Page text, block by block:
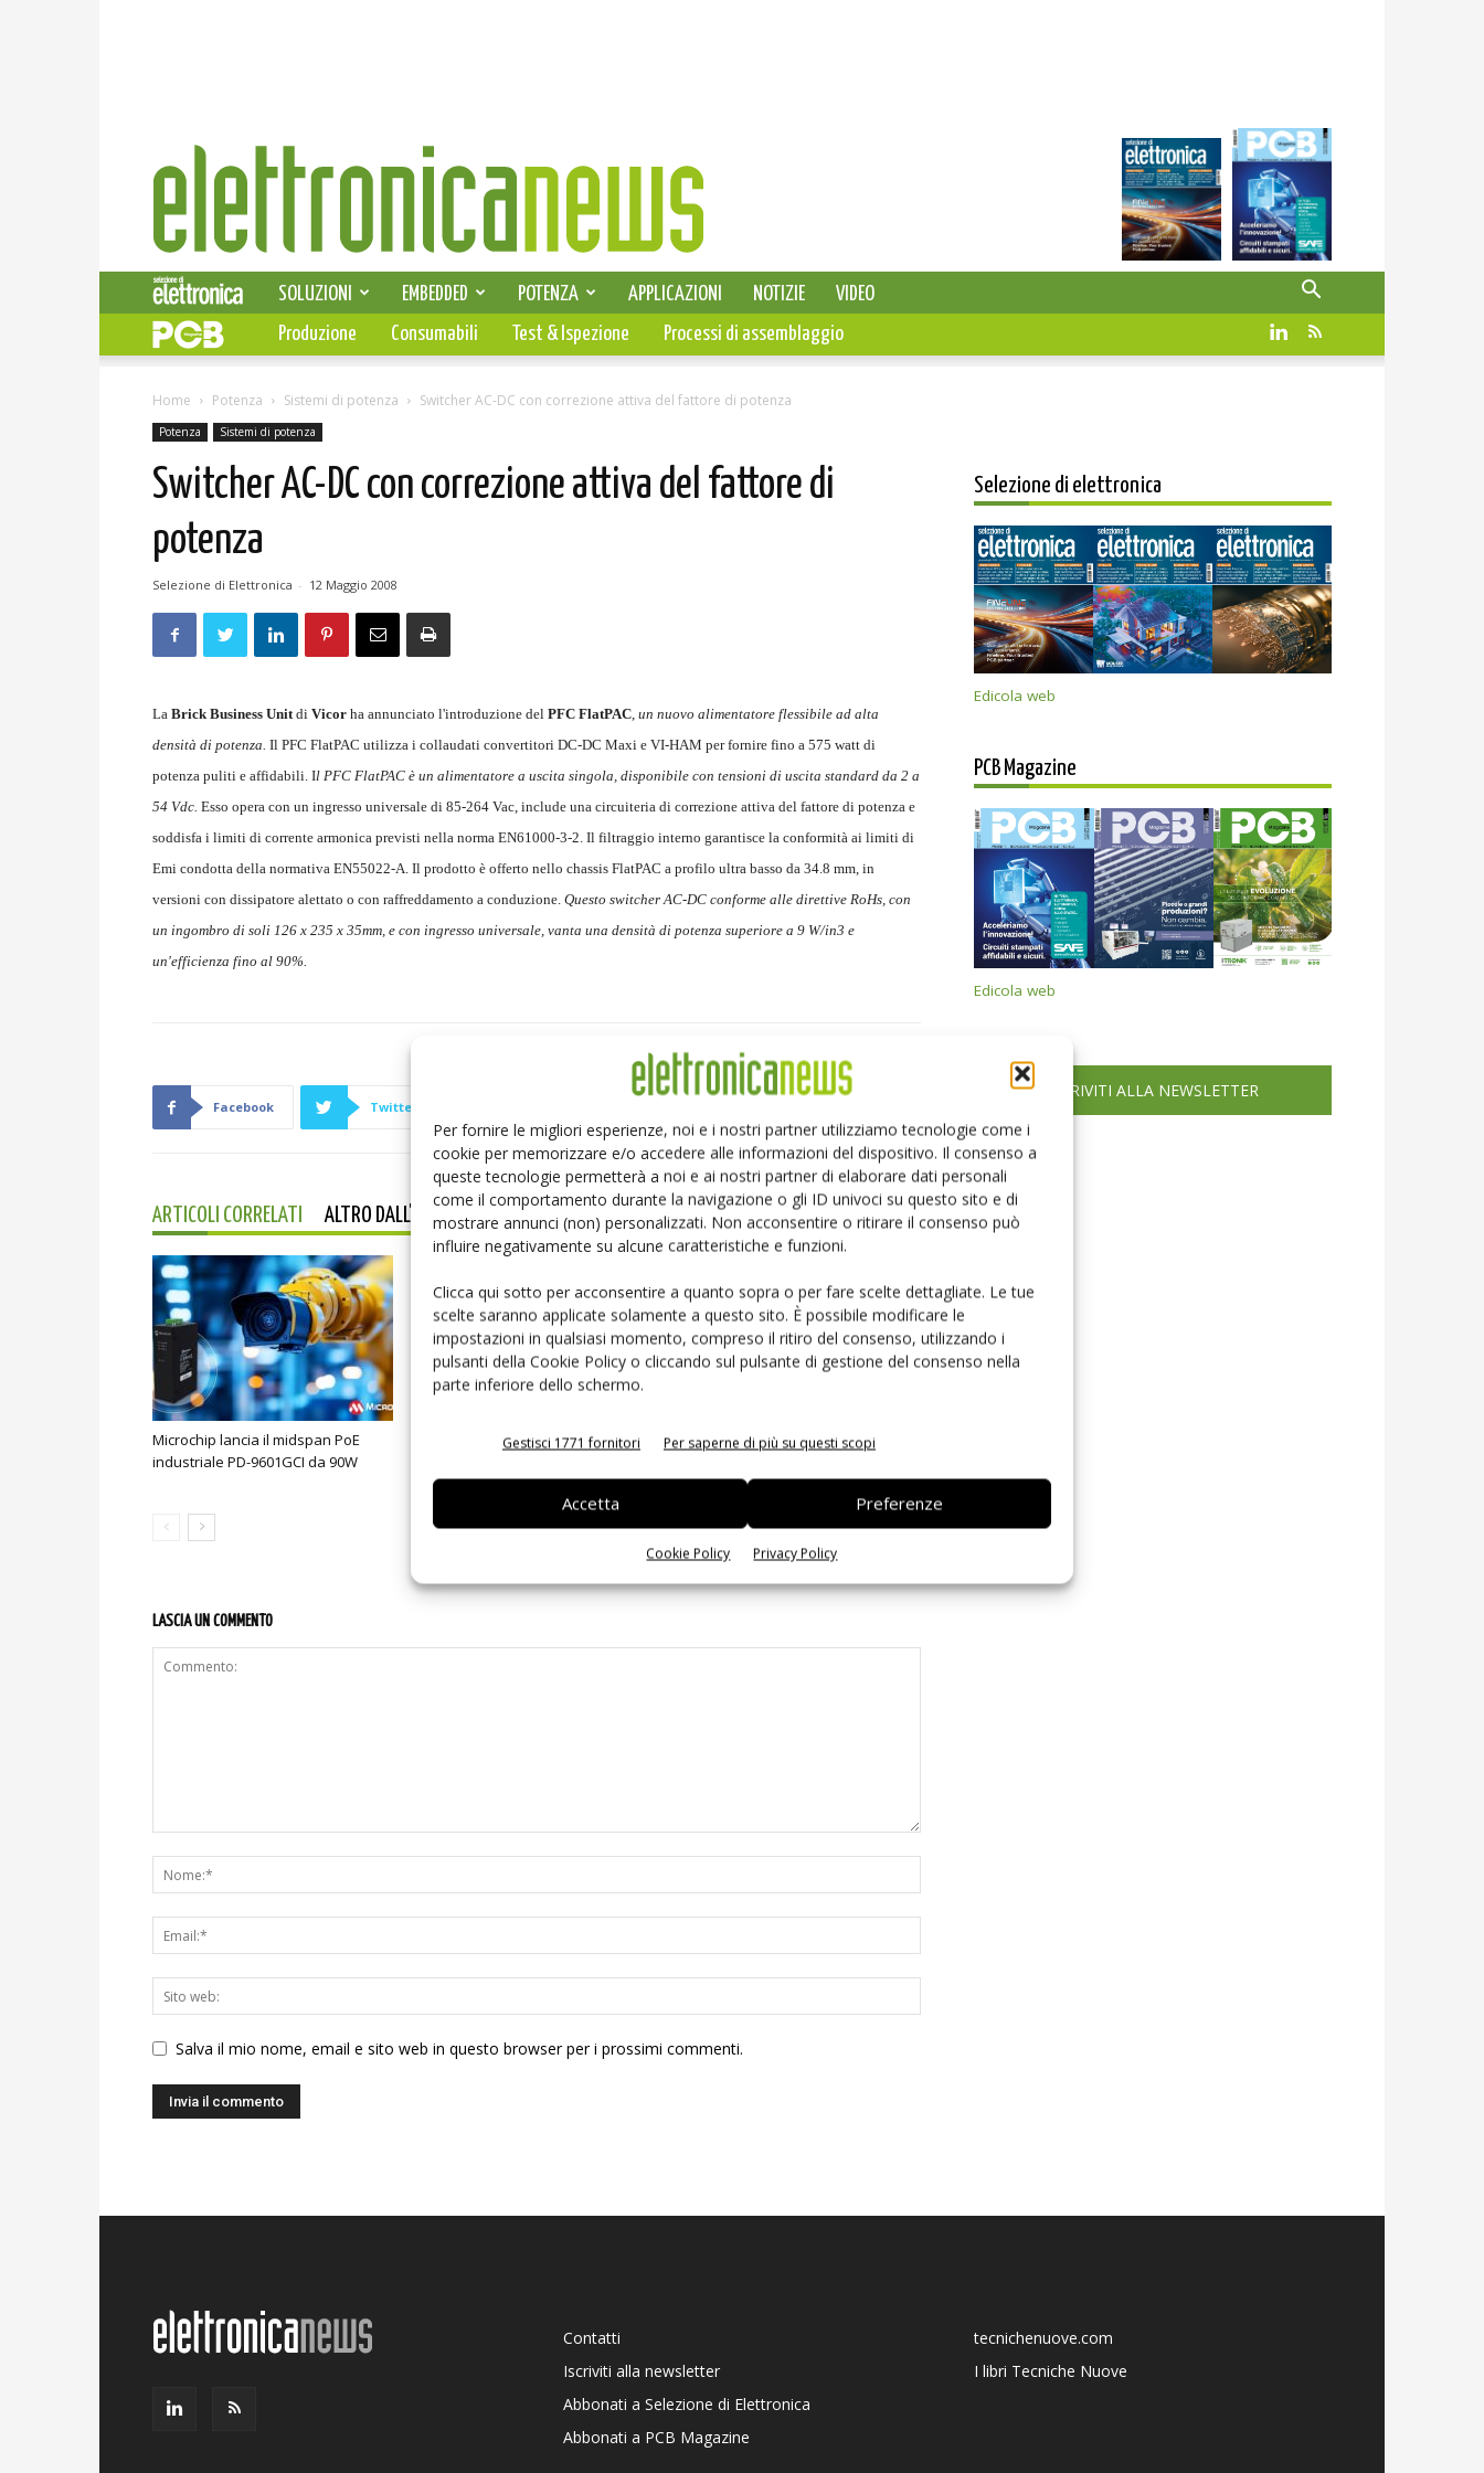
Per fornire le migliori esperienze, noi e i nostri partner utilizziamo tecnologie come i
cookie per memorizzare e/o accedere alle informazioni del dispositivo. Il consenso a
queste tecnologie permetterà a noi e ai nostri partner di elaborare dati personali
come il comportamento durante la navigazione o gli ID univoci su questo sito e di
mostrare annunci (non) personalizzati. Non acconsentire o ritirare il consenso può
influire negativamente su alcune caratteristiche e funzioni.
Clicca qui sotto per acconsentire a quanto sopra o per fare scelte dettagliate. Le tue
scelte saranno applicate solamente a questo sito. È possibile modificare le
impostazioni in qualsiasi momento, compreso il ritiro del consenso, utilizzando i
pulsanti della Cookie Policy o cliccando sul pulsante di gestione del consenso nella
parte inferiore dello schermo.
Gestisci 1771 fornitori Per saperne di più su questi scopi
Accetta Preferenze
Cookie Policy Privacy Policy
Elettronica
News
SELEZIONE DI ELETTRONICA
SOLUZIONI EMBEDDED POTENZA APPLICAZIONI NOTIZIE
VIDEO
PCB
Produzione Consumabili Test & Ispezione Processi di assemblaggio
Home Potenza Sistemi di potenza Switcher AC-DC con correzione attiva del fattore di potenza
Potenza Sistemi di potenza
Switcher AC-DC con correzione attiva del fattore di
potenza
Selezione di Elettronica - 12 Maggio 2008
La Brick Business Unitdi Vicor ha annunciato l'introduzione del PFC FlatPAC, un nuovo alimentatore flessibile ad alta
densità di potenza. Il PFC FlatPAC utilizza i collaudati convertitori DC-DC Maxi e VI-HAM per fornire fino a 575 watt di
potenza puliti e affidabili. Il PFC FlatPAC è un alimentatore a uscita singola, disponibile con tensioni di uscita standard da 2 a
54 Vdc. Esso opera con un ingresso universale di 85-264 Vac, include una circuiteria di correzione attiva del fattore di potenza e
soddisfa i limiti di corrente armonica previsti nella norma EN61000-3-2. Il filtraggio interno garantisce la conformità ai limiti di
Emi condotta della normativa EN55022-A. Il prodotto è offerto nello chassis FlatPAC a profilo ultra basso da 34.8 mm, in
versioni con dissipatore alettato o con raffreddamento a conduzione. Questo switcher AC-DC conforme alle direttive RoHs, con
un ingombro di soli 126 x 235 x 35mm, e con ingresso universale, vanta una densità di potenza superiore a 9 W/in3 e
un'efficienza fino al 90%.
Facebook Twitter
ARTICOLI CORRELATI ALTRO DALL'AUTORE
Microchip lancia il midspan PoE
industriale PD-9601GCI da 90W
Toshiba al PCIM Europe 2026: SiC di
Toshiba amplia i MOSFET 80 V per
LASCIA UN COMMENTO
Salva il mio nome, email e sito web in questo browser per i prossimi commenti.
Selezione di elettronica
Edicola web
PCB Magazine
Edicola web
ISCRIVITI ALLA NEWSLETTER
Contatti
Iscriviti alla newsletter
Abbonati a Selezione di Elettronica
Abbonati a PCB Magazine
tecnichenuove.com
I libri Tecniche Nuove